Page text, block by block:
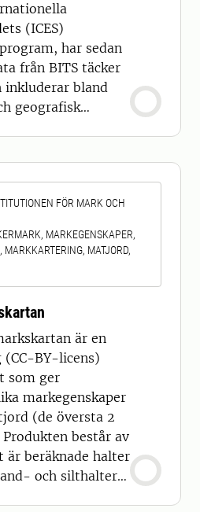
(ICES)
har sedan
från BITS täcker
inkluderar bland
geografisk
och
årligen (i
är ett
mellan flera
FÖR MARK OCH
MARKEGENSKAPER,
MATJORD,
är en
BY-licens)
som ger
markegenskaper
(de översta 2
består av
är beräknade halter
och silthalter i